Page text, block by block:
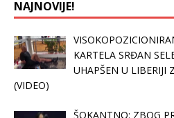
NAJNOVIJE!
KARTELA SRĐAN
UHAPŠEN U LIBERIJI
(VIDEO)
ŠOKANTNO: ZBOG